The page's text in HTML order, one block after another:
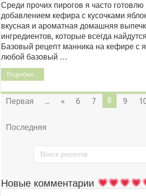
Среди прочих пирогов я часто готовлю
добавлением кефира с кусочками
вкусная и ароматная домашняя
ингредиентов, которые всегда
Базовый рецепт манника на кефире с
любой базовый …
Подробнее...
Первая ... « 6 7 8 9
Последняя
Новые комментарии